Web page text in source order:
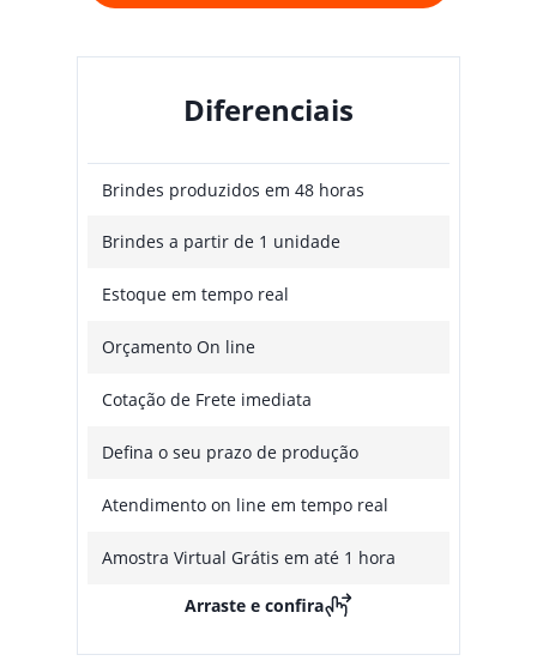
Diferenciais
Brindes produzidos em 48 horas
Brindes a partir de 1 unidade
Estoque em tempo real
Orçamento On line
Cotação de Frete imediata
Defina o seu prazo de produção
Atendimento on line em tempo real
Amostra Virtual Grátis em até 1 hora
Arraste e confira